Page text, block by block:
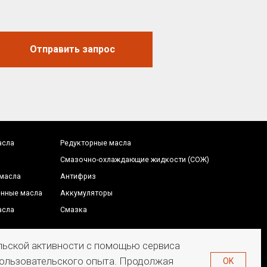
Отправить запрос
активности с помощью сервиса
опыта. Продолжая
OK
является публичной офертой